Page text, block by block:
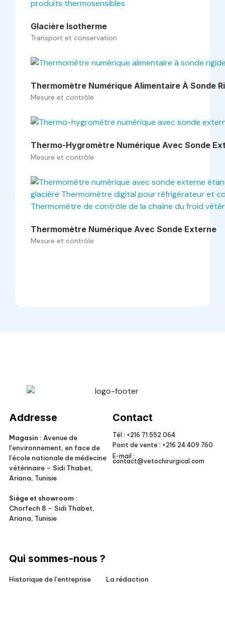
Glacière Isotherme
Transport et conservation
Thermomètre Numérique Alimentaire À Sonde
Mesure et contrôle
Thermo-Hygromètre Numérique Avec Sonde
Mesure et contrôle
Thermomètre Numérique Avec Sonde Externe
Mesure et contrôle
Addresse
Magasin : Avenue de
l’environnement, en face de
l’école nationale de médecine
vétérinaire – Sidi Thabet,
Ariana, Tunisie
Siège et showroom :
Chorfech 8 – Sidi Thabet,
Ariana, Tunisie
Contact
Tél : +216 71 552 064
Point de vente : +216 24 409 760
E-mail :
contact@vetochirurgical.com
Qui sommes-nous ?
Historique de l'entreprise
La rédaction